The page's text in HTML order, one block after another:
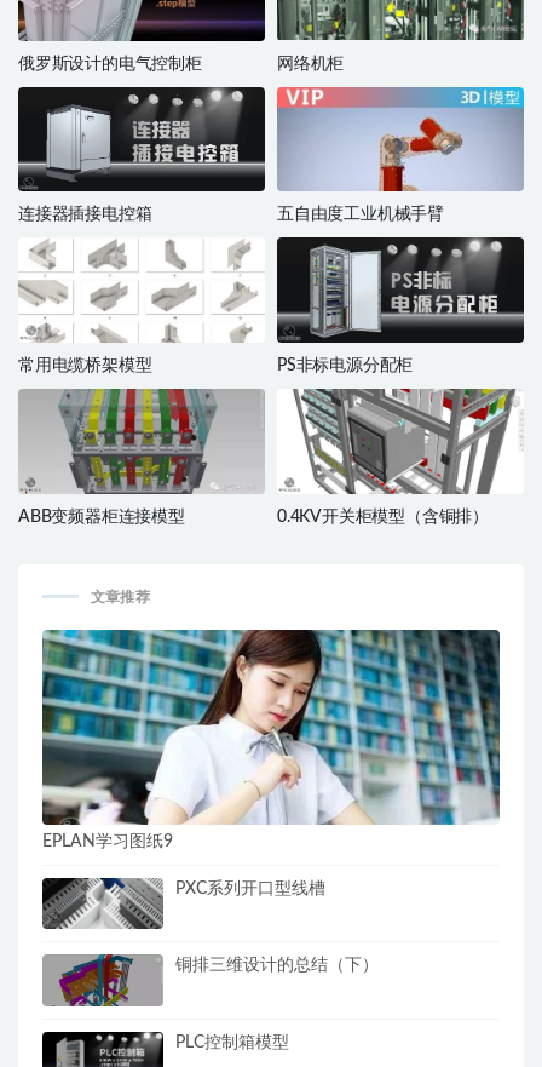
俄罗斯设计的电气控制柜 网络机柜
连接器插接电控箱 五自由度工业机械手臂
常用电缆桥架模型 PS非标电源分配柜
ABB变频器柜连接模型 0.4KV开关柜模型（含铜排）
文章推荐
EPLAN学习图纸9
PXC系列开口型线槽
铜排三维设计的总结（下）
PLC控制箱模型